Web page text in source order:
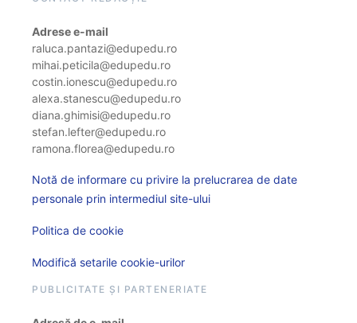
Adrese e-mail
raluca.pantazi@edupedu.ro
mihai.peticila@edupedu.ro
costin.ionescu@edupedu.ro
alexa.stanescu@edupedu.ro
diana.ghimisi@edupedu.ro
stefan.lefter@edupedu.ro
ramona.florea@edupedu.ro
Notă de informare cu privire la prelucrarea de date
personale prin intermediul site-ului
Politica de cookie
Modifică setarile cookie-urilor
PUBLICITATE ȘI PARTENERIATE